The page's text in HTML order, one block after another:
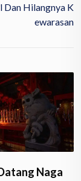
Dan Hilangnya K
Ewarasan
Naga